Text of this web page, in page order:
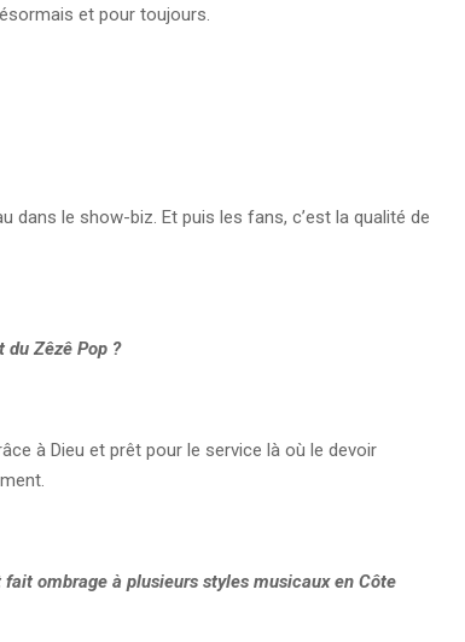
et pour toujours.
dans le show-biz. Et puis les fans, c’est la qualité de
du Zêzê Pop ?
à Dieu et prêt pour le service là où le devoir
ombrage à plusieurs styles musicaux en Côte